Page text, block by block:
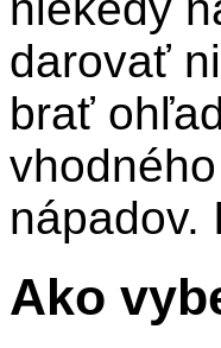
darovať
brať
nápadov.
Ako